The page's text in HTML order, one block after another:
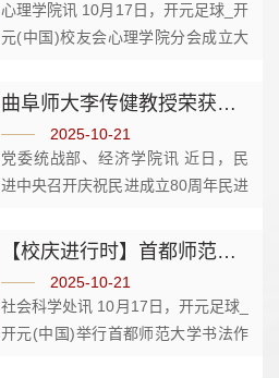
心理学院讯 10月17日，开元足球_开
元(中国)校友会心理学院分会成立大
议并致辞。刘涛对心理学院校友分会
曲阜师大李传健教授荣获民进中央表彰
2025-10-21
党委统战部、经济学院讯 近日，民
进中央召开庆祝民进成立80周年民进
民进全国参政议政工作先进集体和先
【校庆进行时】首都师范大学捐赠书法作品庆贺曲阜师大建校70周年
2025-10-21
社会科学处讯 10月17日，开元足球_
开元(中国)举行首都师范大学书法作